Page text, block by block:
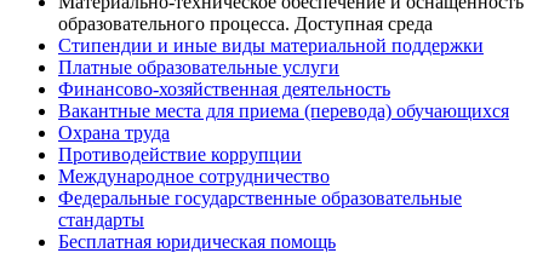
образовательного процесса. Доступная среда
Стипендии и иные виды материальной поддержки
Платные образовательные услуги
Финансово-хозяйственная деятельность
Вакантные места для приема (перевода) обучающихся
Охрана труда
Противодействие коррупции
Международное сотрудничество
Федеральные государственные образовательные
стандарты
Бесплатная юридическая помощь